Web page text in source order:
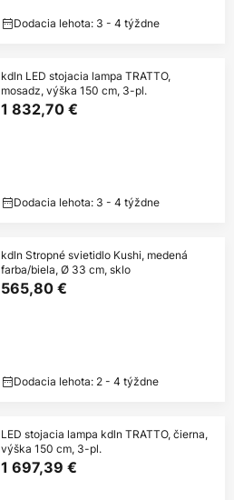
Dodacia lehota: 3 - 4 týždne
kdln LED stojacia lampa TRATTO,
mosadz, výška 150 cm, 3-pl.
1 832,70 €
Dodacia lehota: 3 - 4 týždne
kdln Stropné svietidlo Kushi, medená
farba/biela, Ø 33 cm, sklo
565,80 €
Dodacia lehota: 2 - 4 týždne
LED stojacia lampa kdln TRATTO, čierna,
výška 150 cm, 3-pl.
1 697,39 €